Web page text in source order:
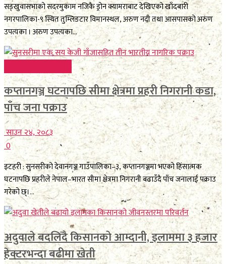
सङ्खुवासभाको सदरमुकाम नजिकै ड्रोन क्यामराबाट देखिएको खाँदबारी
नगरपालिका-९ स्थित तुम्लिङटार विमानस्थल, अरुण नदी तथा आसपासको अरुण
उपत्यका । अरुण उपत्यका...
कप्तानगञ्ज घटनापछि सीमा क्षेत्रमा प्रहरी निगरानी कडा,
पाँच जना पक्राउ
साउन २४, २०८३
0
इटहरी : सुनसरीको देवानगञ्ज गाउँपालिका–३, कप्तानगञ्जमा भएको हिंसात्मक
घटनापछि प्रहरीले नेपाल–भारत सीमा क्षेत्रमा निगरानी बढाउँदै पाँच जनालाई पक्राउ
गरेको छ।...
अदुवाले बदलिँदै किसानको आम्दानी, इलाममा ३ हजार
हेक्टरभन्दा बढीमा खेती